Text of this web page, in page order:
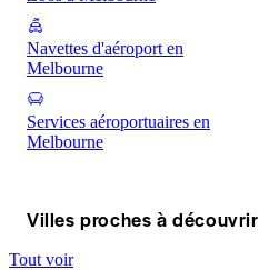
Navettes d'aéroport en
Melbourne
Services aéroportuaires en
Melbourne
Villes proches à découvrir
Tout voir